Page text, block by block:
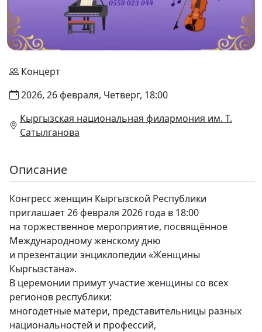
Концерт
2026, 26 февраля, Четверг, 18:00
Кыргызская национальная филармония им. Т.
Сатылганова
Описание
Конгресс женщин Кыргызской Республики
приглашает 26 февраля 2026 года в 18:00
на торжественное мероприятие, посвящённое
Международному женскому дню
и презентации энциклопедии «Женщины
Кыргызстана».
В церемонии примут участие женщины со всех
регионов республики:
многодетные матери, представительницы разных
национальностей и профессий,